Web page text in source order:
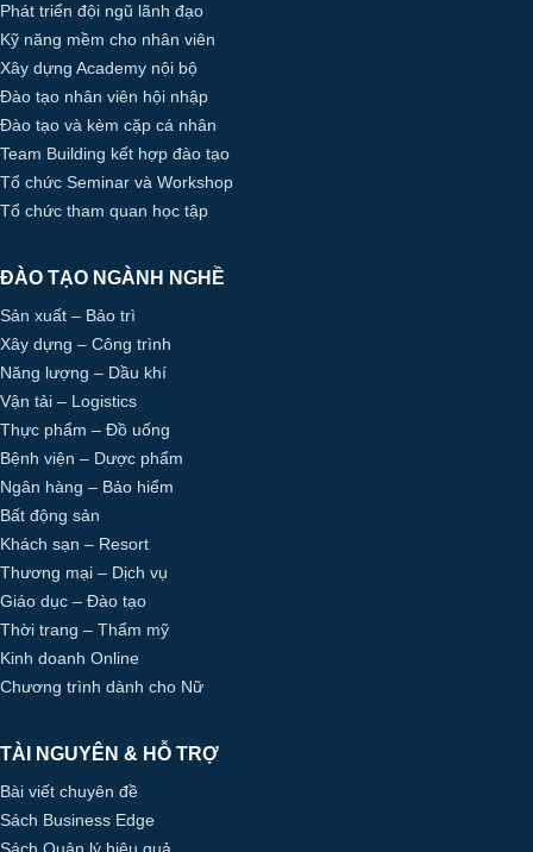
Phát triển đội ngũ lãnh đạo
Kỹ năng mềm cho nhân viên
Xây dựng Academy nội bộ
Đào tạo nhân viên hội nhập
Đào tạo và kèm cặp cá nhân
Team Building kết hợp đào tạo
Tổ chức Seminar và Workshop
Tổ chức tham quan học tập
ĐÀO TẠO NGÀNH NGHỀ
Sản xuất – Bảo trì
Xây dựng – Công trình
Năng lượng – Dầu khí
Vận tải – Logistics
Thực phẩm – Đồ uống
Bệnh viện – Dược phẩm
Ngân hàng – Bảo hiểm
Bất động sản
Khách sạn – Resort
Thương mại – Dịch vụ
Giáo dục – Đào tạo
Thời trang – Thẩm mỹ
Kinh doanh Online
Chương trình dành cho Nữ
TÀI NGUYÊN & HỖ TRỢ
Bài viết chuyên đề
Sách Business Edge